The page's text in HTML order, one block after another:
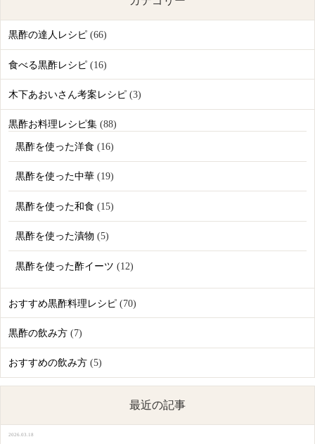
黒酢の達人レシピ(66)
食べる黒酢レシピ(16)
木下あおいさん考案レシピ(3)
黒酢お料理レシピ集(88)
黒酢を使った洋食 (16)
黒酢を使った中華 (19)
黒酢を使った和食 (15)
黒酢を使った漬物 (5)
黒酢を使った酢イーツ (12)
おすすめ黒酢料理レシピ(70)
黒酢の飲み方(7)
おすすめの飲み方(5)
最近の記事
2026.03.18